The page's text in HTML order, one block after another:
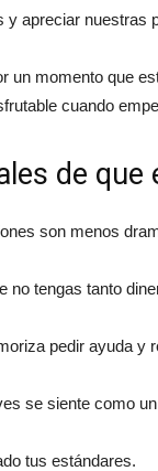
y apreciar nuestras
un momento que
cuando
de que
son menos
no tengas tanto
pedir ayuda y
se siente como un
tus estándares.